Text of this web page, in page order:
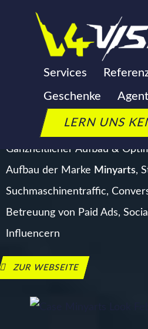
Services
Geschenke
LERN UNS
MINYARTS -
MORE
Ganzheitlicher Aufbau &
Aufbau der Marke Minyarts,
Suchmaschinentraffic,
Betreuung von Paid Ads,
Influencern
ZUR WEBSEITE